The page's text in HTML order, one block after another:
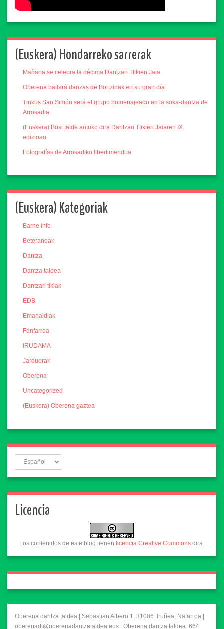
(Euskera) Hondarreko sarrerak
Mañana se celebra la décima Dantzari Ttikien Jaia
Oberena bailará danzas de Bortziriak en su gran día
Tinkus San Simón será el grupo homenajeado en la soka-dantza de
Arrosadia
(Euskera) Bost talde arituko dira Dantzari Ttikien Jaiaren IX.
edizioan
Fotografías de Arrosadiko libertimendua
(Euskera) Kategoriak
Barne info
Beteranoak
Dantza
Dantza taldea
Dantzari tikiak
EDB
Emanaldiak
Fanfarrea
IRUDAMA
Jarduerak
Oberena
Uncategorized
(Euskera) Oberena gaztea
Licencia
Los contenidos de este blog tienen licencia Creative Commons dira.
Oberena dantza taldea | Sebastian Albero 1. 31006. Iruñea, Nafarroa |
oberenadt@oberenadantzataldea.eus | Oberena dantza taldea: 664